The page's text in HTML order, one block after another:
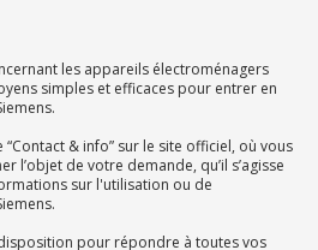
les appareils électroménagers
simples et efficaces pour entrer en
& info” sur le site officiel, où vous
l’objet de votre demande, qu’il s’agisse
sur l'utilisation ou de
pour répondre à toutes vos